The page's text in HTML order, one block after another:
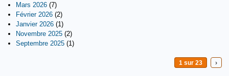
Mars 2026 (7)
Février 2026 (2)
Janvier 2026 (1)
Novembre 2025 (2)
Septembre 2025 (1)
1 sur 23 ›